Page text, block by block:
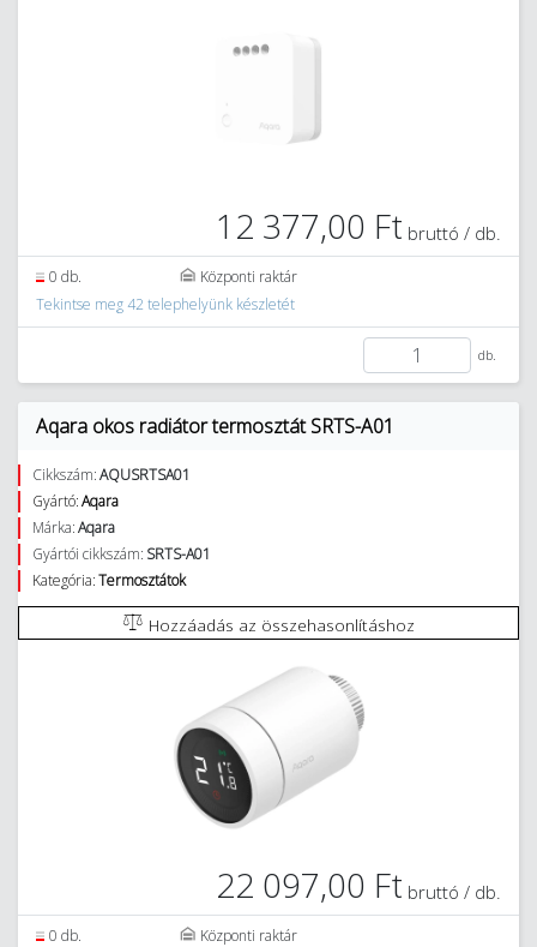
12 377,00 Ft bruttó / db.
0 db.
Központi raktár
Tekintse meg 42 telephelyünk készletét
db.
Aqara okos radiátor termosztát SRTS-A01
Cikkszám:AQUSRTSA01
Gyártó:Aqara
Márka:Aqara
Gyártói cikkszám: SRTS-A01
Kategória:Termosztátok
Hozzáadás az összehasonlításhoz
22 097,00 Ft bruttó / db.
0 db.
Központi raktár